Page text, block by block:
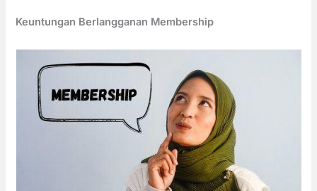
Keuntungan Berlangganan Membership